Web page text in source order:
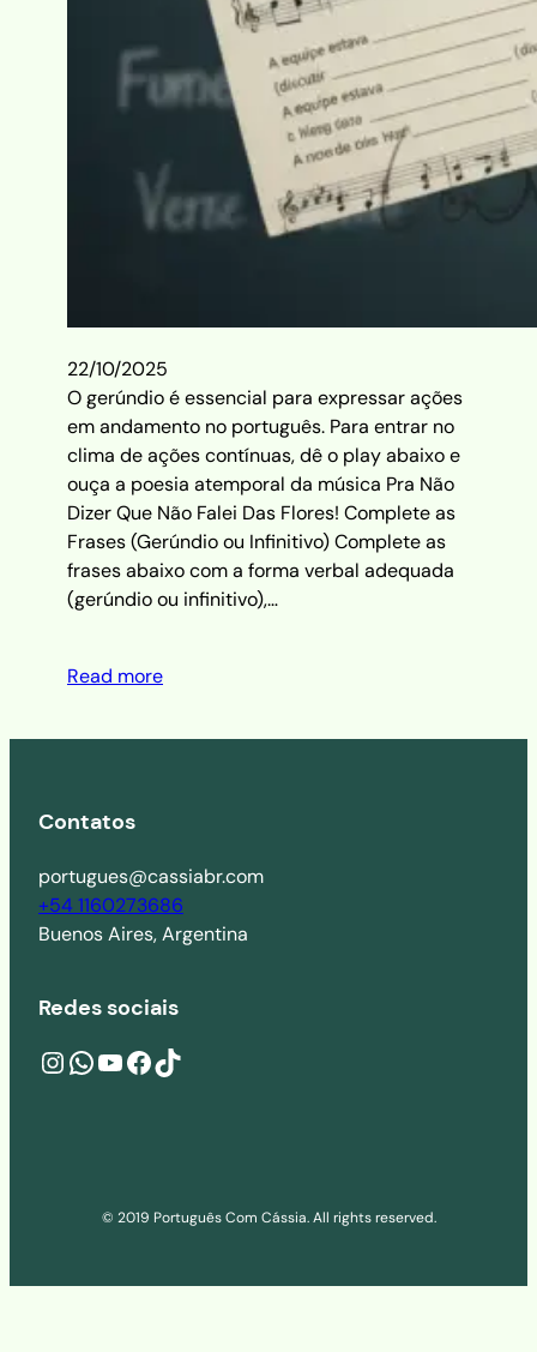
22/10/2025
O gerúndio é essencial para expressar ações
em andamento no português. Para entrar no
clima de ações contínuas, dê o play abaixo e
ouça a poesia atemporal da música Pra Não
Dizer Que Não Falei Das Flores! Complete as
Frases (Gerúndio ou Infinitivo) Complete as
frases abaixo com a forma verbal adequada
(gerúndio ou infinitivo),…
Read more
Contatos
portugues@cassiabr.com
+54 1160273686
Buenos Aires, Argentina
Redes sociais
Instagramwa.me/541160273686 YouTube Facebook TikTok
© 2019 Português Com Cássia. All rights reserved.